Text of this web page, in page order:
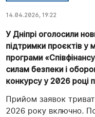
14.04.2026, 19:22
У Дніпрі оголосили
підтримки проєктів у
програми
силам безпеки і
конкурсу у 2026 році
Прийом заявок
2026 року включно.